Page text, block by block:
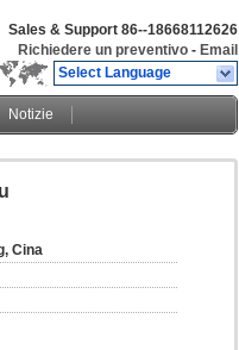
Sales & Support 86--18668112626
Richiedere un preventivo - Email
Select Language
Notizie
Cina